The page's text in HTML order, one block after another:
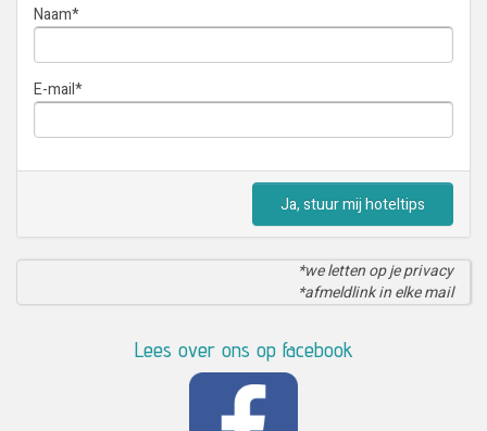
Naam*
E-mail*
Ja, stuur mij hoteltips
*we letten op je privacy
*afmeldlink in elke mail
Lees over ons op facebook